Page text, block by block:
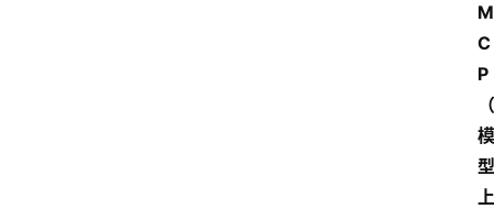
M
C
P
（
模
型
上